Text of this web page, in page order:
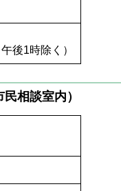
後1時除く）
相談室内）